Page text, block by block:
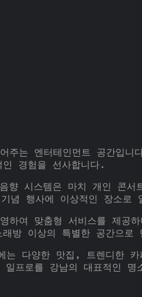
는 엔터테인먼트 공간입니
경험을 선사합니다.
시스템은 마치 개인 콘서
념 행사에 이상적인 장소로
하여 맞춤형 서비스를 제공
방 이상의 특별한 공간으로
는 다양한 맛집, 트렌디한
프로를 강남의 대표적인 명